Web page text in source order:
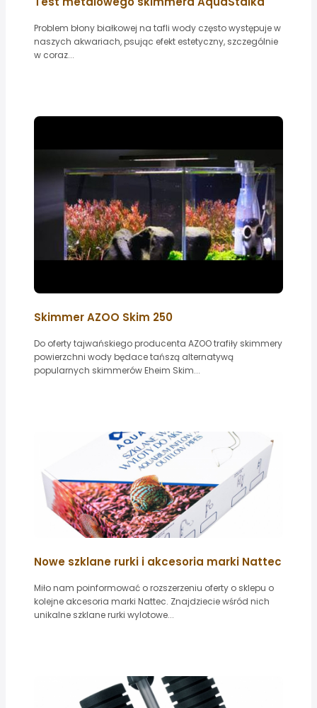
Problem błony białkowej na tafli wody często występuje w
naszych akwariach, psując efekt estetyczny, szczególnie
w coraz...
Skimmer AZOO Skim 250
Do oferty tajwańskiego producenta AZOO trafiły skimmery
powierzchni wody będace tańszą alternatywą
popularnych skimmerów Eheim Skim...
Nowe szklane rurki i akcesoria marki Nattec
Miło nam poinformować o rozszerzeniu oferty o sklepu o
kolejne akcesoria marki Nattec. Znajdziecie wśród nich
unikalne szklane rurki wylotowe...